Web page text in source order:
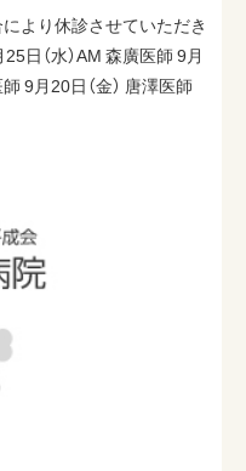
より休診させていただき
日（水）AM 森廣医師 9月
9月20日（金） 唐澤医師